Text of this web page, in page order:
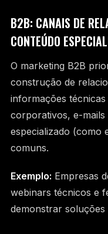
B2B: CANAIS DE
CONTEÚDO
O marketing B2B
construção de
informações técnicas
corporativos, e-mails
especializado (como
comuns.
Exemplo: Empresas
webinars técnicos e
demonstrar soluções